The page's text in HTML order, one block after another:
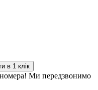
в 1 клік
номера! Ми передзвонимо